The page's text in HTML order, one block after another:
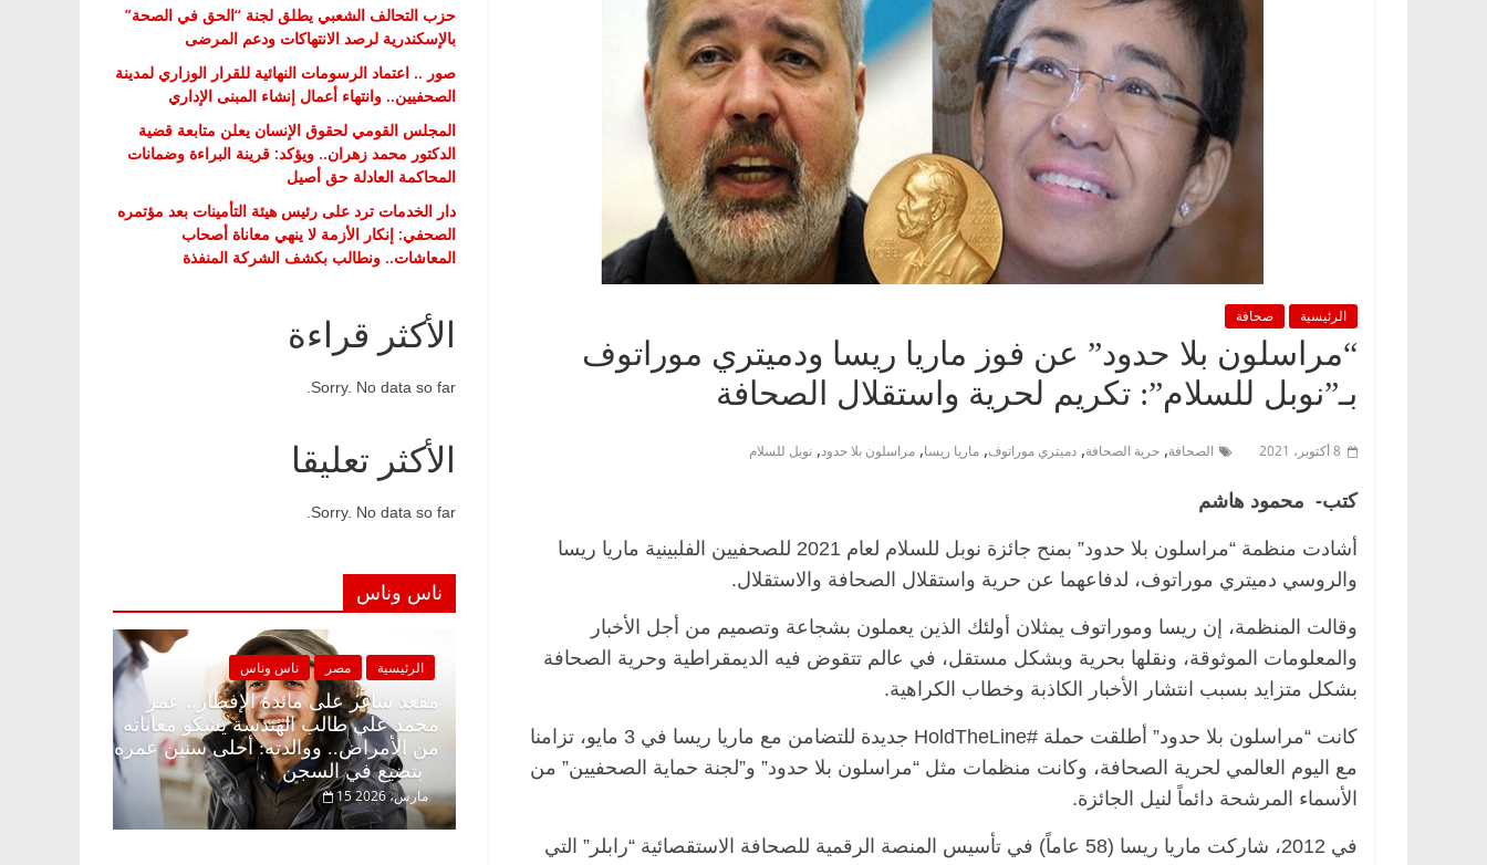
الرئيسية صحافة
“مراسلون بلا حدود” عن فوز ماريا ريسا ودميتري موراتوف
بـ”نوبل للسلام”: تكريم لحرية واستقلال الصحافة
8 أكتوبر، 2021 الصحافة, حرية الصحافة, دميتري موراتوف, ماريا ريسا, مراسلون بلا حدود, نوبل للسلام
كتب- محمود هاشم
أشادت منظمة “مراسلون بلا حدود” بمنح جائزة نوبل للسلام لعام 2021 للصحفيين الفلبينية ماريا ريسا
والروسي دميتري موراتوف، لدفاعهما عن حرية واستقلال الصحافة والاستقلال.
وقالت المنظمة، إن ريسا وموراتوف يمثلان أولئك الذين يعملون بشجاعة وتصميم من أجل الأخبار
والمعلومات الموثوقة، ونقلها بحرية وبشكل مستقل، في عالم تتقوض فيه الديمقراطية وحرية الصحافة
بشكل متزايد بسبب انتشار الأخبار الكاذبة وخطاب الكراهية.
كانت “مراسلون بلا حدود” أطلقت حملة #HoldTheLine جديدة للتضامن مع ماريا ريسا في 3 مايو، تزامنا
مع اليوم العالمي لحرية الصحافة، وكانت منظمات مثل “مراسلون بلا حدود” و”لجنة حماية الصحفيين” من
الأسماء المرشحة دائماً لنيل الجائزة.
في 2012، شاركت ماريا ريسا (58 عاماً) في تأسيس المنصة الرقمية للصحافة الاستقصائية “رابلر” التي
حزب التحالف الشعبي يطلق لجنة “الحق في الصحة”
بالإسكندرية لرصد الانتهاكات ودعم المرضى
صور .. اعتماد الرسومات النهائية للقرار الوزاري لمدينة
الصحفيين.. وانتهاء أعمال إنشاء المبنى الإداري
المجلس القومي لحقوق الإنسان يعلن متابعة قضية
الدكتور محمد زهران.. ويؤكد: قرينة البراءة وضمانات
المحاكمة العادلة حق أصيل
دار الخدمات ترد على رئيس هيئة التأمينات بعد مؤتمره
الصحفي: إنكار الأزمة لا ينهي معاناة أصحاب
المعاشات.. ونطالب بكشف الشركة المنفذة
الأكثر قراءة
Sorry. No data so far.
الأكثر تعليقا
Sorry. No data so far.
ناس وناس
الرئيسية
مقعد شاغر على
محمد علي طالب
من الأمراض..
بتضيع في السجن
الرئيسية مصر ناس وناس
مقعد شاغر على الإفطار وبلكونة بلا زينة
رمضان.. د. عبدالخالق فاروق خبير
اقتصادي في انتظار حلم الحرية ولمة
22 فبراير، 2026
الرئيسية مصر ناس وناس
حسين عبدالهادي فارس مقاومة
الخصخصة الذي دافع عن المال العام
(بروفايل)
الرئيسية مصر ناس وناس
في ذكرى رحيله.. د. نور فرحات فقيه
قانوني دافع عن قضايا الوطن وانحاز
للحرية (بروفايل)
26 يناير، 2026
ناس وناس
فاروق.. خبير اقتصادي
بذكرى ميلاده وحيداً على أبواب